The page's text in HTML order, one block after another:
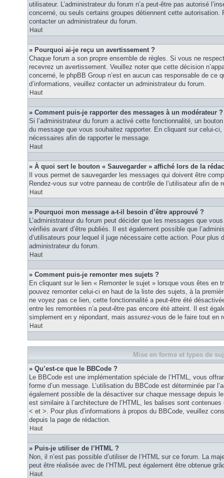
utilisateur. L’administrateur du forum n’a peut-être pas autorisé
concerné, ou seuls certains groupes détiennent cette autorisation.
contacter un administrateur du forum.
Haut
» Pourquoi ai-je reçu un avertissement ?
Chaque forum a son propre ensemble de règles. Si vous ne
recevrez un avertissement. Veuillez noter que cette décision
concerné, le phpBB Group n’est en aucun cas responsable de ce
d’informations, veuillez contacter un administrateur du forum.
Haut
» Comment puis-je rapporter des messages à un modérateur ?
Si l’administrateur du forum a activé cette fonctionnalité, un
du message que vous souhaitez rapporter. En cliquant sur celui-
nécessaires afin de rapporter le message.
Haut
» À quoi sert le bouton « Sauvegarder » affiché lors de la
Il vous permet de sauvegarder les messages qui doivent être
Rendez-vous sur votre panneau de contrôle de l’utilisateur afin de
Haut
» Pourquoi mon message a-t-il besoin d’être approuvé ?
L’administrateur du forum peut décider que les messages que
vérifiés avant d’être publiés. Il est également possible que
d’utilisateurs pour lequel il juge nécessaire cette action. Pour plus
administrateur du forum.
Haut
» Comment puis-je remonter mes sujets ?
En cliquant sur le lien « Remonter le sujet » lorsque vous êtes en
pouvez remonter celui-ci en haut de la liste des sujets, à la
ne voyez pas ce lien, cette fonctionnalité a peut-être été
entre les remontées n’a peut-être pas encore été atteint. Il est
simplement en y répondant, mais assurez-vous de le faire tout en
Haut
Mise en forme et types de
» Qu’est-ce que le BBCode ?
Le BBCode est une implémentation spéciale de l’HTML, vous
forme d’un message. L’utilisation du BBCode est déterminée par
également possible de la désactiver sur chaque message depuis
est similaire à l’architecture de l’HTML, les balises sont
< et >. Pour plus d’informations à propos du BBCode, veuillez
depuis la page de rédaction.
Haut
» Puis-je utiliser de l’HTML ?
Non, il n’est pas possible d’utiliser de l’HTML sur ce forum. La
peut être réalisée avec de l’HTML peut également être obtenue
Haut